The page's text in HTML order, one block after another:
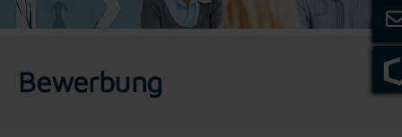
Bewerbung